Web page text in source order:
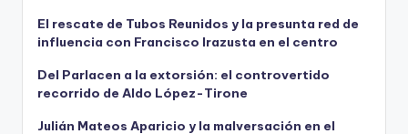
El rescate de Tubos Reunidos y la presunta red de
influencia con Francisco Irazusta en el centro
Del Parlacen a la extorsión: el controvertido
recorrido de Aldo López-Tirone
Julián Mateos Aparicio y la malversación en el